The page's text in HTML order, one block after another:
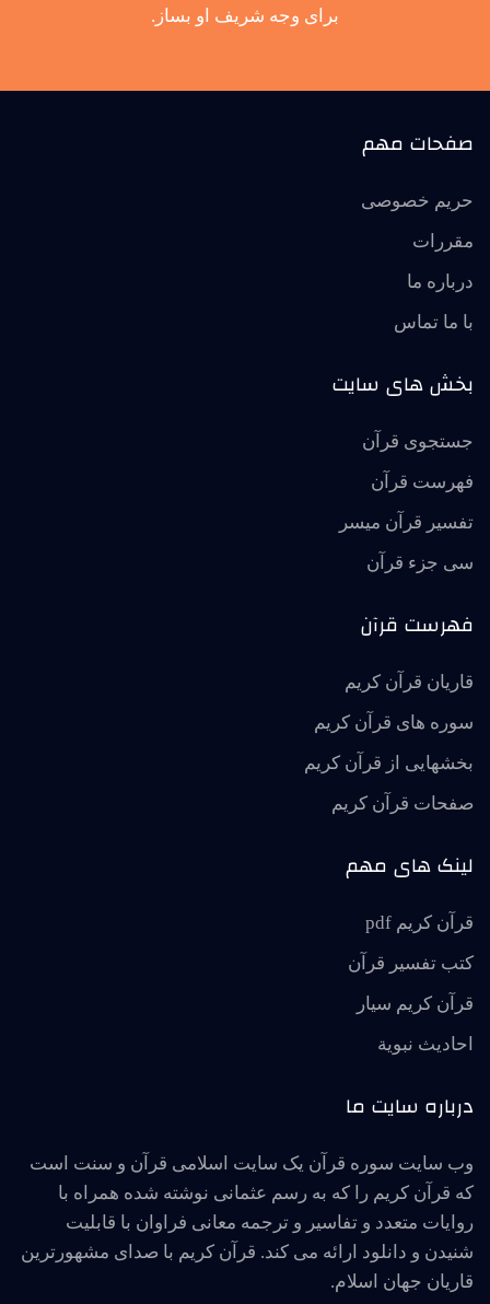
برای وجه شریف او بساز.
صفحات مهم
حریم خصوصی
مقررات
درباره ما
با ما تماس
بخش های سایت
جستجوی قرآن
فهرست قرآن
تفسير قرآن ميسر
سی جزء قرآن
فهرست قرآن
قاریان قرآن کریم
سوره های قرآن کریم
بخشهایی از قرآن کریم
صفحات قرآن کریم
لینک های مهم
قرآن کریم pdf
کتب تفسیر قرآن
قرآن کریم سیار
احاديث نبوية
درباره سایت ما
وب سایت سوره قرآن یک سایت اسلامی قرآن و سنت است
که قرآن کریم را که به رسم عثمانی نوشته شده همراه با
روایات متعدد و تفاسیر و ترجمه معانی فراوان با قابلیت
شنیدن و دانلود ارائه می کند. قرآن کریم با صدای مشهورترین
قاریان جهان اسلام.